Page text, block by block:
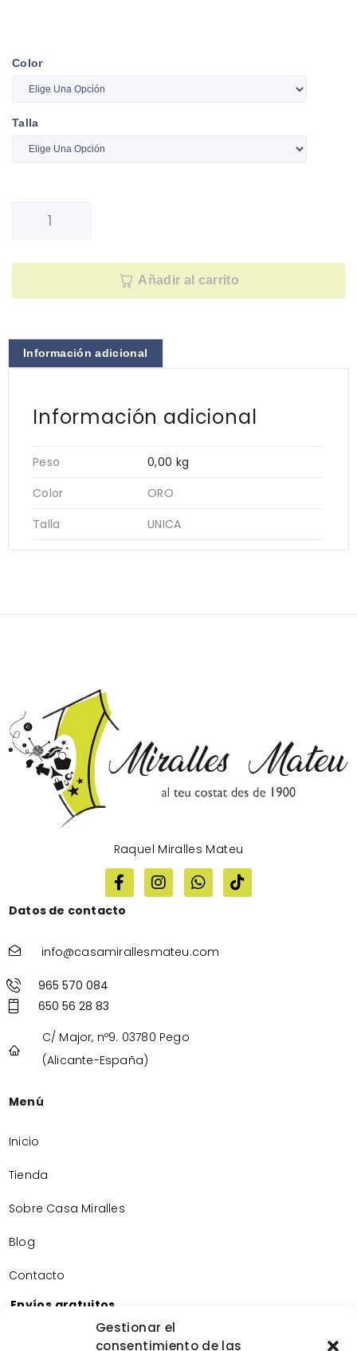
Gestionar el
consentimiento de las
Color
Talla
Añadir al carrito
Información adicional
Información adicional
Peso
0,00 kg
Color
ORO
Talla
UNICA
Raquel Miralles Mateu
Datos de contacto
info@casamirallesmateu.com
965 570 084
650 56 28 83
C/ Major, nº9. 03780 Pego
(Alicante-España)
Menú
Inicio
Tienda
Sobre Casa Miralles
Blog
Contacto
Envíos gratuitos
Envíos gratuitos por la compra de más de 60€.